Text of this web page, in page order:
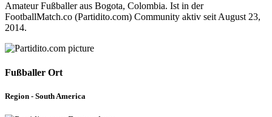
Amateur Fußballer aus Bogota, Colombia. Ist in der
FootballMatch.co (Partidito.com) Community aktiv seit August 23,
2014.
Fußballer Ort
Region - South America